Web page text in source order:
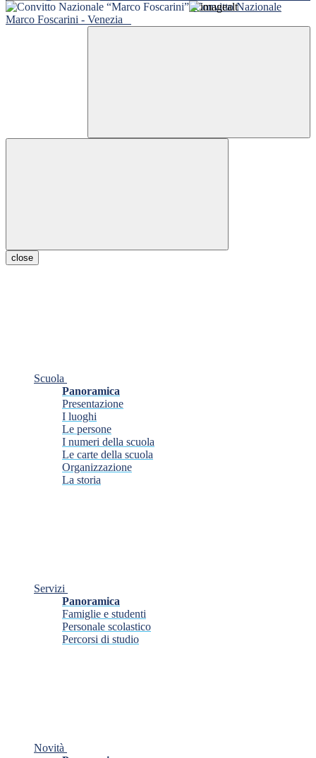
Convitto Nazionale
Marco Foscarini - Venezia
close
Scuola
Panoramica
Presentazione
I luoghi
Le persone
I numeri della scuola
Le carte della scuola
Organizzazione
La storia
Servizi
Panoramica
Famiglie e studenti
Personale scolastico
Percorsi di studio
Novità